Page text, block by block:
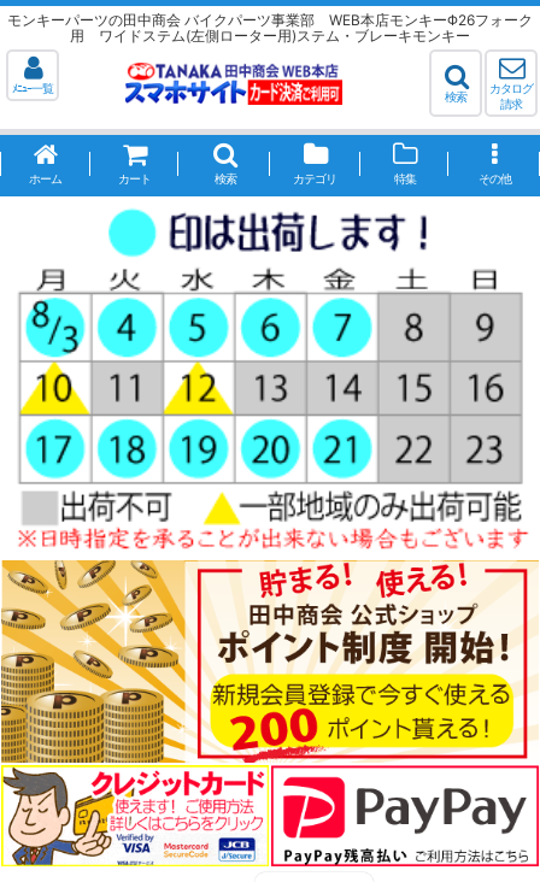
モンキーパーツの田中商会 バイクパーツ事業部 WEB本店モンキーΦ26フォーク
用 ワイドステム(左側ローター用)ステム・ブレーキモンキー
ﾒﾆｭｰ一覧
検索
カタログ
請求
ホーム カート 検索 カテゴリ 特集 その他